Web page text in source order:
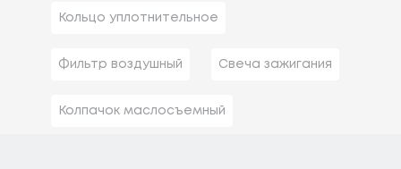
Кольцо уплотнительное
Фильтр воздушный Свеча зажигания
Колпачок маслосъемный